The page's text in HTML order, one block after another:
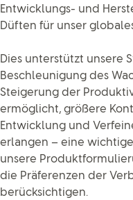
Entwicklungs- und
Düften für unser
Dies unterstützt unsere
Beschleunigung des
Steigerung der
ermöglicht, größere
Entwicklung und
erlangen – eine
unsere
die Präferenzen der
berücksichtigen.